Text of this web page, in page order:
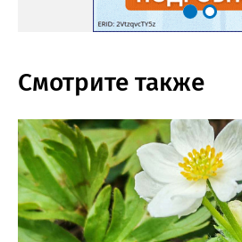
Смотрите также